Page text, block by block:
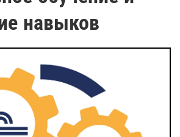
навыков